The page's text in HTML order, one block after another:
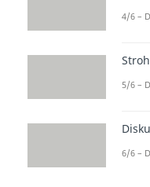
4/6 –
5/6 –
6/6 –